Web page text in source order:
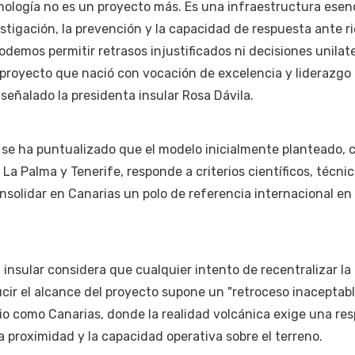
no es un proyecto más. Es una infraestructura
la prevención y la capacidad de respuesta ante
permitir retrasos injustificados ni decisiones
que nació con vocación de excelencia y liderazgo
la presidenta insular Rosa Dávila.
ha puntualizado que el modelo inicialmente planteado,
Palma y Tenerife, responde a criterios científicos,
en Canarias un polo de referencia internacional en
considera que cualquier intento de recentralizar la
el alcance del proyecto supone un "retroceso
como Canarias, donde la realidad volcánica exige una
proximidad y la capacidad operativa sobre el terreno.